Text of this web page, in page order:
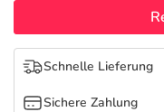
Schnelle Lieferung
Sichere Zahlung